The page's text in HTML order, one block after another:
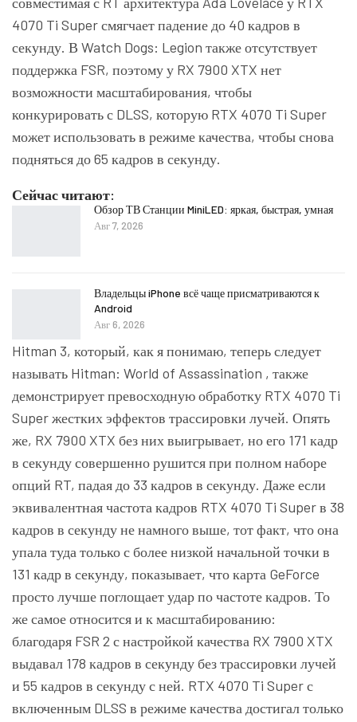
4070 Ti Super смягчает падение до 40 кадров в
секунду. В Watch Dogs: Legion также отсутствует
поддержка FSR, поэтому у RX 7900 XTX нет
возможности масштабирования, чтобы
конкурировать с DLSS, которую RTX 4070 Ti Super
может использовать в режиме качества, чтобы снова
подняться до 65 кадров в секунду.
Сейчас читают:
Обзор ТВ Станции MiniLED: яркая, быстрая, умная
Авг 7, 2026
Владельцы iPhone всё чаще присматриваются к
Android
Авг 6, 2026
Hitman 3, который, как я понимаю, теперь следует
называть Hitman: World of Assassination , также
демонстрирует превосходную обработку RTX 4070 Ti
Super жестких эффектов трассировки лучей. Опять
же, RX 7900 XTX без них выигрывает, но его 171 кадр
в секунду совершенно рушится при полном наборе
опций RT, падая до 33 кадров в секунду. Даже если
эквивалентная частота кадров RTX 4070 Ti Super в 38
кадров в секунду не намного выше, тот факт, что она
упала туда только с более низкой начальной точки в
131 кадр в секунду, показывает, что карта GeForce
просто лучше поглощает удар по частоте кадров. То
же самое относится и к масштабированию:
благодаря FSR 2 с настройкой качества RX 7900 XTX
выдавал 178 кадров в секунду без трассировки лучей
и 55 кадров в секунду с ней. RTX 4070 Ti Super с
включенным DLSS в режиме качества достигал только